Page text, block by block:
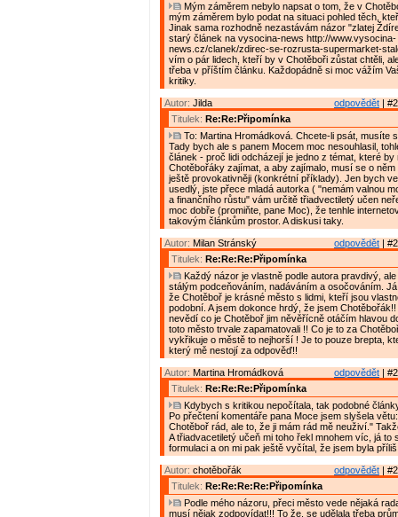
Mým záměrem nebylo napsat o tom, že v
mým záměrem bylo podat na situaci pohled těch,
Jinak sama rozhodně nezastávám názor "zlatej
starý článek na vysocina-news http://www.vysocina-
news.cz/clanek/zdirec-se-rozrusta-supermarket-
vím o pár lidech, kteří by v Chotěboři zůstat chtěli,
třeba v příštím článku. Každopádně si moc vážím
kritiky.
odpovědět |
Autor: Jilda
Titulek: Re:Re:Připomínka
To: Martina Hromádková. Chcete-li psát, musíte
Tady bych ale s panem Mocem moc nesouhlasil,
článek - proč lidi odcházejí je jedno z témat, které by
Chotěbořáky zajímat, a aby zajímalo, musí se o něm
ještě provokativněji (konkrétní příklady). Jen bych
usedlý, jste přece mladá autorka ( "nemám valnou
a finančního růstu" vám určitě třiadvectiletý učen
moc dobře (promiňte, pane Moc), že tenhle
takovým článkům prostor. A diskusi taky.
odpovědět |
Autor: Milan Stránský
Titulek: Re:Re:Re:Připomínka
Každý názor je vlastně podle autora pravdivý,
stálým podceňováním, nadáváním a osočováním.
že Chotěboř je krásné město s lidmi, kteří jsou
podobní. A jsem dokonce hrdý, že jsem
nevědí co je Chotěboř jim něvěřícně otáčím hlavou
toto město trvale zapamatovali !! Co je to za
vykřikuje o městě to nejhorší ! Je to pouze brepta,
který mě nestojí za odpověď!!
odpovědět |
Autor: Martina Hromádková
Titulek: Re:Re:Re:Připomínka
Kdybych s kritikou nepočítala, tak podobné
Po přečtení komentáře pana Moce jsem slyšela
Chotěboř rád, ale to, že ji mám rád mě neuživí."
A třiadvacetiletý učeň mi toho řekl mnohem víc, já to
formulaci a on mi pak ještě vyčítal, že jsem byla
odpovědět |
Autor: chotěbořák
Titulek: Re:Re:Re:Re:Připomínka
Podle mého názoru, přeci město vede nějaká
musí nějak zodpovídat!!! To že, se udělala třeba